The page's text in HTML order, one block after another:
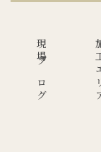
現場ブログ 施